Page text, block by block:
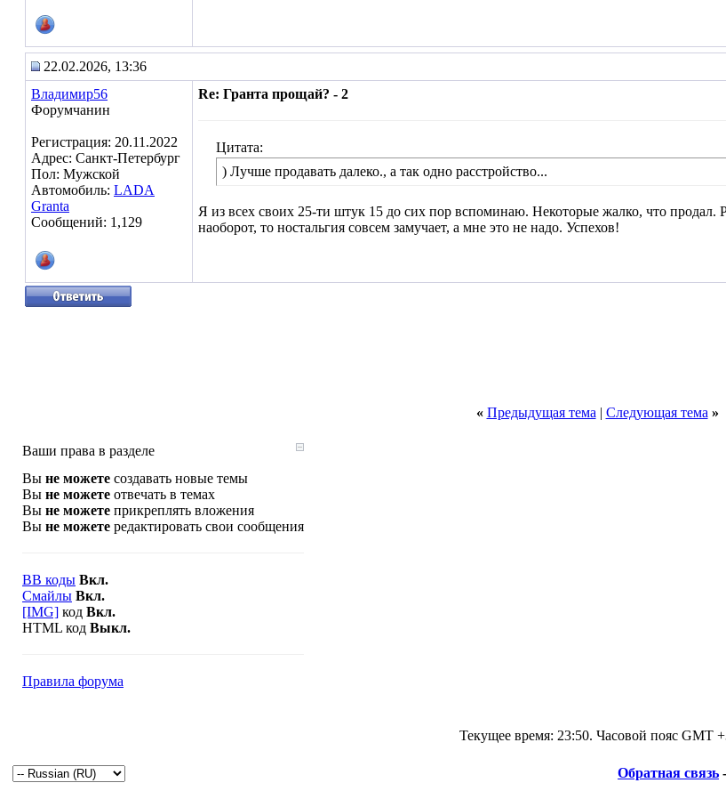
22.02.2026, 13:36
Владимир56
Форумчанин
Регистрация: 20.11.2022
Адрес: Санкт-Петербург
Пол: Мужской
Автомобиль: LADA
Granta
Сообщений: 1,129
Re: Гранта прощай? - 2
Цитата:
) Лучше продавать далеко., а так одно расстройство...
Я из всех своих 25-ти штук 15 до сих пор вспоминаю. Некоторые жалко, что
наоборот, то ностальгия совсем замучает, а мне это не надо. Успехов!
« Предыдущая тема | Следующая тема »
Ваши права в разделе
Вы не можете создавать новые темы
Вы не можете отвечать в темах
Вы не можете прикреплять вложения
Вы не можете редактировать свои сообщения
BB коды Вкл.
Смайлы Вкл.
[IMG] код Вкл.
HTML код Выкл.
Правила форума
Текущее время: 23:50. Часовой пояс GMT
Обратная связь -